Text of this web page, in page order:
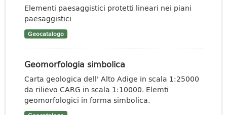
Elementi paesaggistici protetti lineari nei piani
paesaggistici
Geocatalogo
Geomorfologia simbolica
Carta geologica dell' Alto Adige in scala 1:25000
da rilievo CARG in scala 1:10000. Elemti
geomorfologici in forma simbolica.